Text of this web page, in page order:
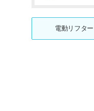
電動リフター